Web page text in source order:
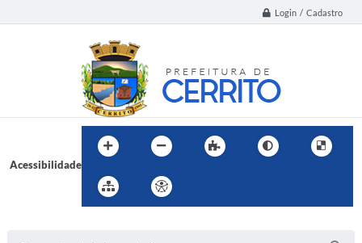
Login / Cadastro
Acessibilidade